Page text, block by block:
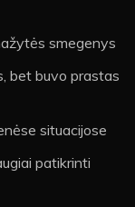
smegenys
bet buvo prastas
situacijose
patikrinti